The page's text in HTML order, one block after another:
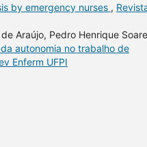
by emergency nurses ,
Araújo, Pedro Henrique
autonomia no trabalho de
Enferm UFPI